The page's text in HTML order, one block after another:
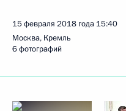
15 февраля 2018 года 15:40
Москва, Кремль
6 фотографий